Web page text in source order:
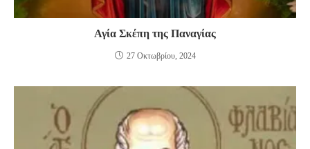
Αγία Σκέπη της Παναγίας
27 Οκτωβρίου, 2024